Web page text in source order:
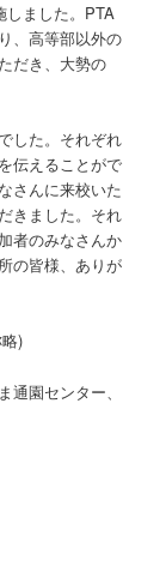
しました。PTA
、高等部以外の
だき、大勢の
した。それぞれ
伝えることがで
さんに来校いた
きました。それ
者のみなさんか
の皆様、ありが
)
園センター、